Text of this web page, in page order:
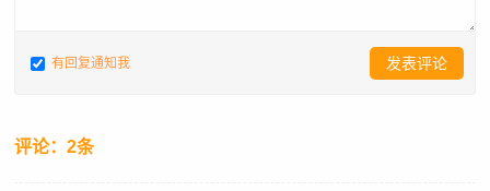
有回复通知我
评论：2条